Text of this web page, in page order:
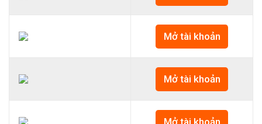
Mở tài khoản
Mở tài khoản
Mở tài khoản